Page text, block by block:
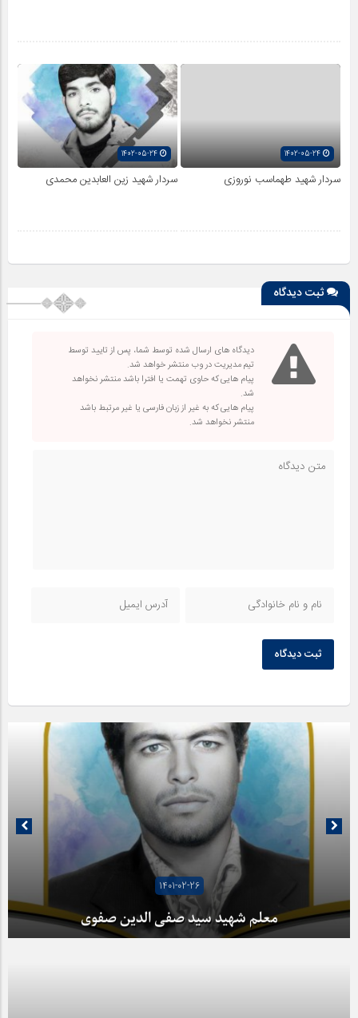
1402-05-24
سردار شهید طهماسب نوروزی سردار شهید زین العابدین محمدی
ثبت دیدگاه
دیدگاه های ارسال شده توسط شما، پس از تایید توسط
تیم مدیریت در وب منتشر خواهد شد.
پیام هایی که حاوی تهمت یا افترا باشد منتشر نخواهد
شد.
پیام هایی که به غیر از زبان فارسی یا غیر مرتبط باشد
منتشر نخواهد شد.
ثبت دیدگاه
1401-02-26
معلم شهید سید صفی الدین صفوی